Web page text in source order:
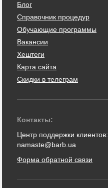
Блог
Справочник процедур
Обучающие программы
Вакансии
Хештеги
Карта сайта
Скидки в телеграм
Контакты:
Центр поддержки клиентов:
namaste@barb.ua
Форма обратной связи